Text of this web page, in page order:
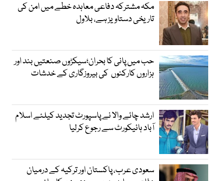
مکہ مشترکہ دفاعی معاہدہ خطے میں امن کی
تاریخی دستاویز ہے، بلاول
حب میں پانی کا بحران؛سیکڑوں صنعتیں بند اور
ہزاروں کارکنوں کی بیروزگاری کے خدشات
ارشد چائے والا نے پاسپورٹ تجدید کیلئے اسلام
آباد ہائیکورٹ سے رجوع کرلیا
سعودی عرب، پاکستان اور ترکیہ کے درمیان